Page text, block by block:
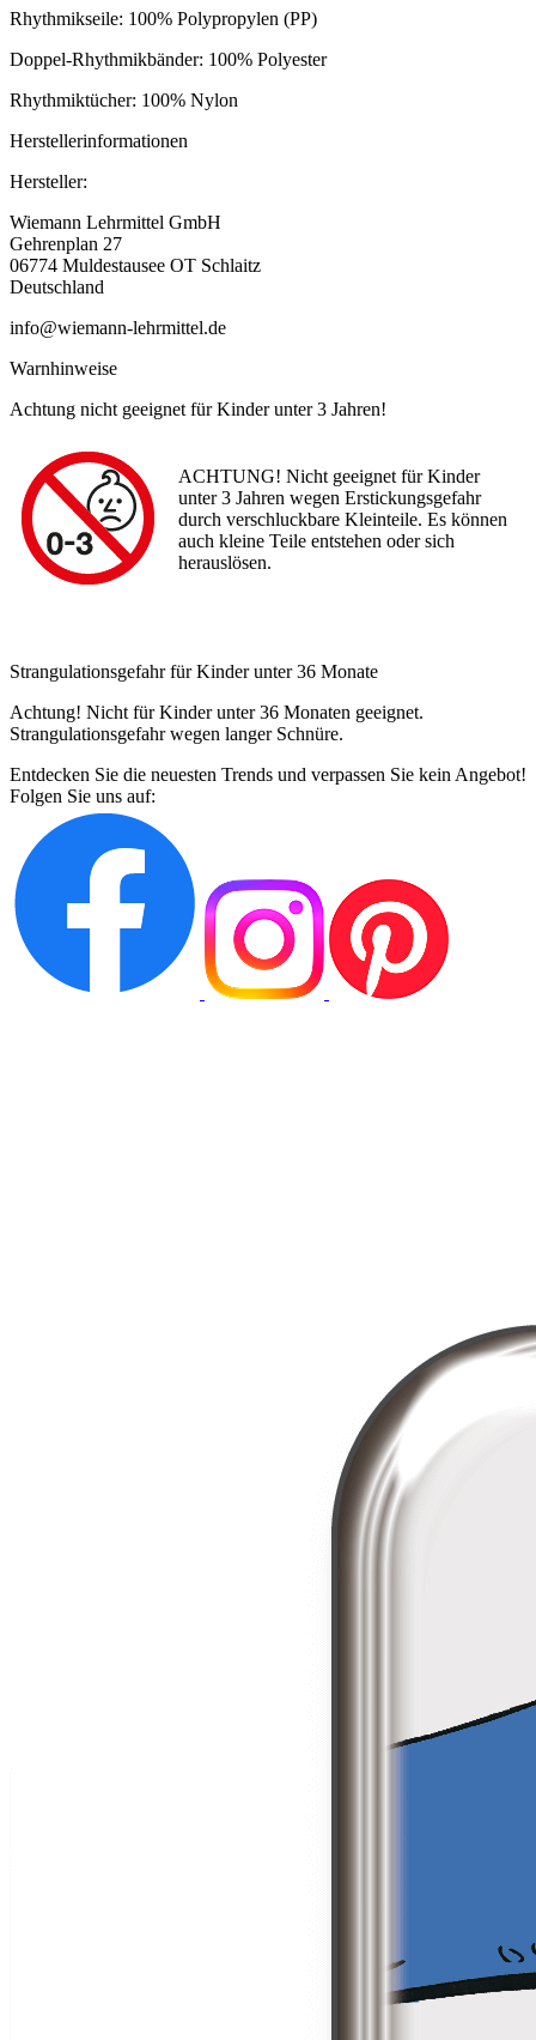
Rhythmikseile: 100% Polypropylen (PP)
Doppel-Rhythmikbänder: 100% Polyester
Rhythmiktücher: 100% Nylon
Herstellerinformationen
Hersteller:
Wiemann Lehrmittel GmbH
Gehrenplan 27
06774 Muldestausee OT Schlaitz
Deutschland
info@wiemann-lehrmittel.de
Warnhinweise
Achtung nicht geeignet für Kinder unter 3 Jahren!
ACHTUNG! Nicht geeignet für Kinder
unter 3 Jahren wegen Erstickungsgefahr
durch verschluckbare Kleinteile. Es können
auch kleine Teile entstehen oder sich
herauslösen.
Strangulationsgefahr für Kinder unter 36 Monate
Achtung! Nicht für Kinder unter 36 Monaten geeignet.
Strangulationsgefahr wegen langer Schnüre.
Entdecken Sie die neuesten Trends und verpassen Sie kein Angebot!
Folgen Sie uns auf: